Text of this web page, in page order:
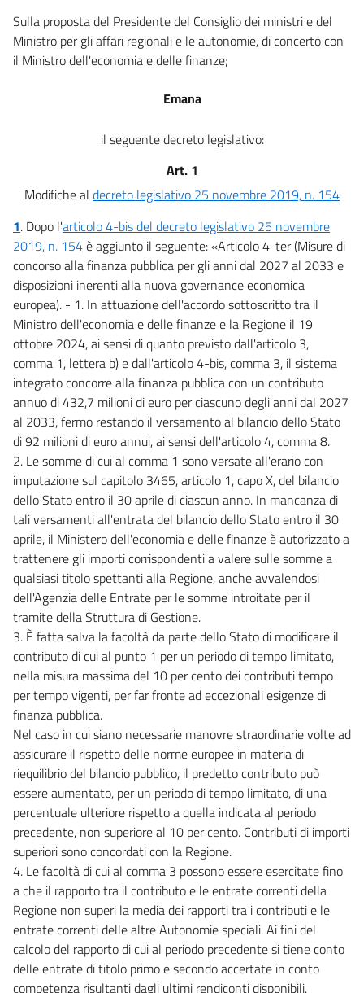
Sulla proposta del Presidente del Consiglio dei ministri e del
Ministro per gli affari regionali e le autonomie, di concerto con
il Ministro dell'economia e delle finanze;
Emana
il seguente decreto legislativo:
Art. 1
Modifiche al decreto legislativo 25 novembre 2019, n. 154
1. Dopo l'articolo 4-bis del decreto legislativo 25 novembre
2019, n. 154è aggiunto il seguente: «Articolo 4-ter (Misure di
concorso alla finanza pubblica per gli anni dal 2027 al 2033 e
disposizioni inerenti alla nuova governance economica
europea). - 1. In attuazione dell'accordo sottoscritto tra il
Ministro dell'economia e delle finanze e la Regione il 19
ottobre 2024, ai sensi di quanto previsto dall'articolo 3,
comma 1, lettera b) e dall'articolo 4-bis, comma 3, il sistema
integrato concorre alla finanza pubblica con un contributo
annuo di 432,7 milioni di euro per ciascuno degli anni dal 2027
al 2033, fermo restando il versamento al bilancio dello Stato
di 92 milioni di euro annui, ai sensi dell'articolo 4, comma 8.
2. Le somme di cui al comma 1 sono versate all'erario con
imputazione sul capitolo 3465, articolo 1, capo X, del bilancio
dello Stato entro il 30 aprile di ciascun anno. In mancanza di
tali versamenti all'entrata del bilancio dello Stato entro il 30
aprile, il Ministero dell'economia e delle finanze è autorizzato a
trattenere gli importi corrispondenti a valere sulle somme a
qualsiasi titolo spettanti alla Regione, anche avvalendosi
dell'Agenzia delle Entrate per le somme introitate per il
tramite della Struttura di Gestione.
3. È fatta salva la facoltà da parte dello Stato di modificare il
contributo di cui al punto 1 per un periodo di tempo limitato,
nella misura massima del 10 per cento dei contributi tempo
per tempo vigenti, per far fronte ad eccezionali esigenze di
finanza pubblica.
Nel caso in cui siano necessarie manovre straordinarie volte ad
assicurare il rispetto delle norme europee in materia di
riequilibrio del bilancio pubblico, il predetto contributo può
essere aumentato, per un periodo di tempo limitato, di una
percentuale ulteriore rispetto a quella indicata al periodo
precedente, non superiore al 10 per cento. Contributi di importi
superiori sono concordati con la Regione.
4. Le facoltà di cui al comma 3 possono essere esercitate fino
a che il rapporto tra il contributo e le entrate correnti della
Regione non superi la media dei rapporti tra i contributi e le
entrate correnti delle altre Autonomie speciali. Ai fini del
calcolo del rapporto di cui al periodo precedente si tiene conto
delle entrate di titolo primo e secondo accertate in conto
competenza risultanti dagli ultimi rendiconti disponibili.